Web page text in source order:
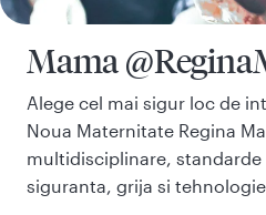
Mama
Alege cel mai sigur loc de
Noua Maternitate Regina
multidisciplinare,
siguranta, grija si tehnologie